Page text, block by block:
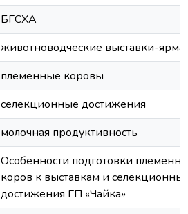
БГСХА
животноводческие выставки-
племенные коровы
селекционные достижения
молочная продуктивность
Особенности подготовки
коров к выставкам и
достижения ГП «Чайка»